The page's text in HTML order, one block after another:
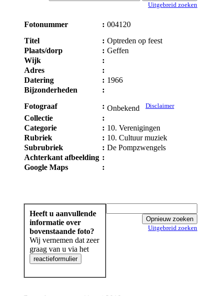
Uitgebreid zoeken
Fotonummer : 004120
Titel
: Optreden op feest
Plaats/dorp
: Geffen
Wijk
:
Adres
:
Datering
: 1966
Bijzonderheden
:
Fotograaf
: Onbekend Disclaimer
Collectie
:
Categorie
: 10. Verenigingen
Rubriek
: 10. Cultuur muziek
Subrubriek
: De Pompzwengels
Achterkant afbeelding :
Google Maps
:
Heeft u aanvullende
informatie over
bovenstaande foto?
Wij vernemen dat zeer
graag van u via het
Uitgebreid zoeken